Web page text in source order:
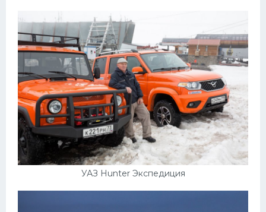
УАЗ Hunter Экспедиция